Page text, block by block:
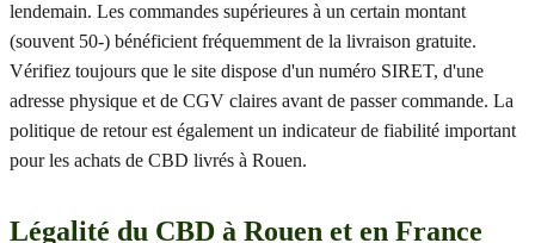
lendemain. Les commandes supérieures à un certain montant
(souvent 50-) bénéficient fréquemment de la livraison gratuite.
Vérifiez toujours que le site dispose d'un numéro SIRET, d'une
adresse physique et de CGV claires avant de passer commande. La
politique de retour est également un indicateur de fiabilité important
pour les achats de CBD livrés à Rouen.
Légalité du CBD à Rouen et en France